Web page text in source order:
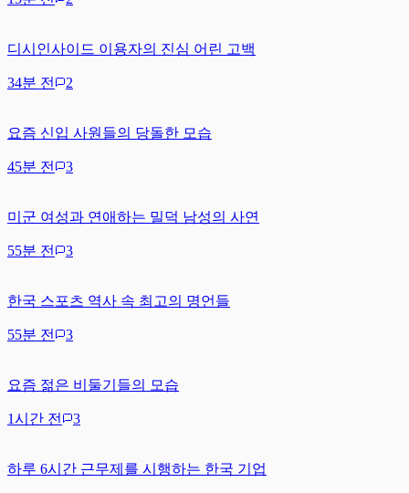
디시인사이드 이용자의 진심 어린 고백
34분 전 2
요즘 신입 사원들의 당돌한 모습
45분 전 3
미군 여성과 연애하는 밀덕 남성의 사연
55분 전 3
한국 스포츠 역사 속 최고의 명언들
55분 전 3
요즘 젊은 비둘기들의 모습
1시간 전 3
하루 6시간 근무제를 시행하는 한국 기업